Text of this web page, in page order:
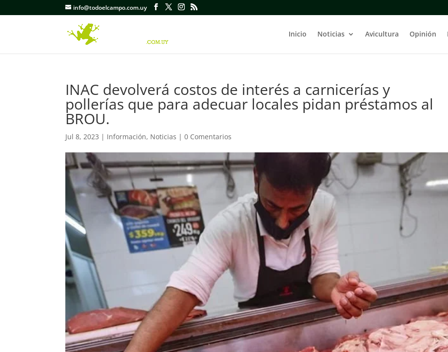
info@todoelcampo.com.uy
Inicio Noticias Avicultura Opinión
INAC devolverá costos de interés a carnicerías y
pollerías que para adecuar locales pidan préstamos al
BROU.
Jul 8, 2023 | Información, Noticias |0 Comentarios